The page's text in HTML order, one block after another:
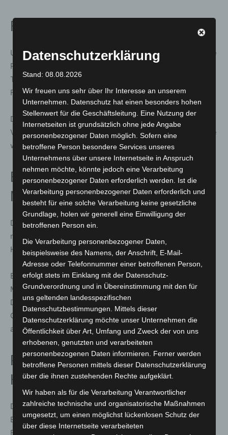
Fahndung bleibt erfolglos
Unmittelbar nach dem Abbruch der Verfolgung leitete die
Polizei eine Fahndung mit mehreren Streifenwagen ein.
Trotz der umfangreichen Maßnahmen konnte weder der
Fahrer noch das Motorrad angetroffen werden.
Die Ermittlungen laufen nun unter anderem wegen des
Verdachts eines verbotenen Kraftfahrzeugrennens sowie
wegen Kennzeichenmissbrauchs.
Beschreibung von Fahrer und
Motorrad
Der Flüchtige wird als jüngere Person mit schlanker bis
normaler Statur beschrieben. Er trug einen schwarzen
Helm mit stark getöntem Visier.
Bei dem Fahrzeug handelt es sich um ein älteres
Motocross-Motorrad in grell orangefarbener Lackierung.
Das Kennzeichen war zweizeilig angebracht. Das
Ortskürzel „H“ war erkennbar, die zweite Zeile jedoch
abgeklebt.
Polizei bittet Bevölkerung um
Hinweise
Die Polizei hofft nun auf Unterstützung aus der
Bevölkerung. Zeuginnen und Zeugen, die
Beobachtungen zur Fluchtstrecke gemacht haben oder
Datenschutzerklärung
Stand: 08.08.2026
Wir freuen uns sehr über Ihr Interesse an unserem
Unternehmen. Datenschutz hat einen besonders hohen
Stellenwert für die Geschäftsleitung. Eine Nutzung der
Internetseiten ist grundsätzlich ohne jede Angabe
personenbezogener Daten möglich. Sofern eine
betroffene Person besondere Services unseres
Unternehmens über unsere Internetseite in Anspruch
nehmen möchte, könnte jedoch eine Verarbeitung
personenbezogener Daten erforderlich werden. Ist die
Verarbeitung personenbezogener Daten erforderlich und
besteht für eine solche Verarbeitung keine gesetzliche
Grundlage, holen wir generell eine Einwilligung der
betroffenen Person ein.
Die Verarbeitung personenbezogener Daten,
beispielsweise des Namens, der Anschrift, E-Mail-
Adresse oder Telefonnummer einer betroffenen Person,
erfolgt stets im Einklang mit der Datenschutz-
Grundverordnung und in Übereinstimmung mit den für
uns geltenden landesspezifischen
Datenschutzbestimmungen. Mittels dieser
Datenschutzerklärung möchte unser Unternehmen die
Öffentlichkeit über Art, Umfang und Zweck der von uns
erhobenen, genutzten und verarbeiteten
personenbezogenen Daten informieren. Ferner werden
betroffene Personen mittels dieser Datenschutzerklärung
über die ihnen zustehenden Rechte aufgeklärt.
Wir haben als für die Verarbeitung Verantwortlicher
zahlreiche technische und organisatorische Maßnahmen
umgesetzt, um einen möglichst lückenlosen Schutz der
über diese Internetseite verarbeiteten